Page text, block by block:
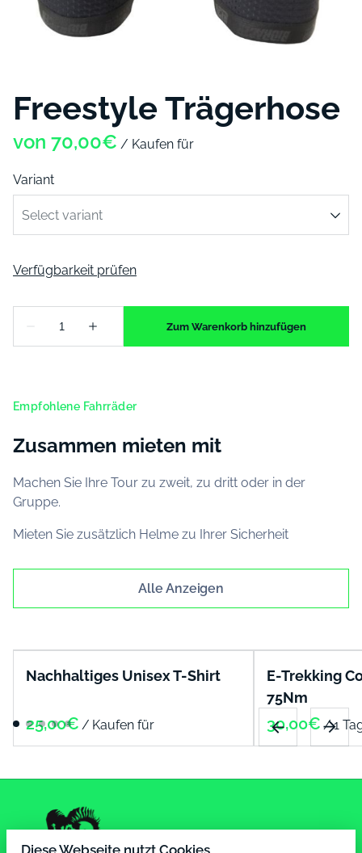
Freestyle Trägerhose
/
Variant
Empfohlene Fahrräder
Zusammen mieten mit
Machen Sie Ihre Tour zu zweit, zu dritt oder in der
Gruppe.
Mieten Sie zusätzlich Helme zu Ihrer Sicherheit
Alle Anzeigen
Nachhaltiges Unisex T-Shirt
/
E-Trekking
75Nm
/
Diese Webseite nutzt Cookies